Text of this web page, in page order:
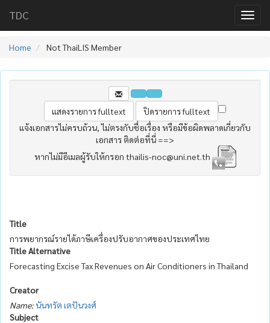
TDC
Home Not ThaiLIS Member
แจ้งเอกสารไม่ครบถ้วน, ไม่ตรงกับชื่อเรื่อง หรือมีข้อผิดพลาดเกี่ยวกับ
เอกสาร ติดต่อที่นี่ ==>
หากไม่มีอีเมลผู้รับให้กรอก thailis-noc@uni.net.th
Title
การพยากรณ์รายได้ภาษีเครื่องปรับอากาศของประเทศไทย
Title Alternative
Forecasting Excise Tax Revenues on Air Conditioners in Thailand
Creator
Name:นันทรัต เตปันวงศ์
Subject